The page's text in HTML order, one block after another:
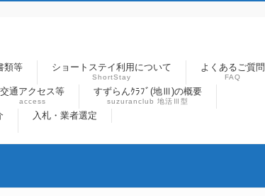
類等 ショートステイ利用について
ShortStay
よくあるご質問
FAQ
交通アクセス等
access
すずらんｸﾗﾌﾞ(地Ⅲ)の概要
suzuranclub 地活Ⅲ型
入札・業者選定